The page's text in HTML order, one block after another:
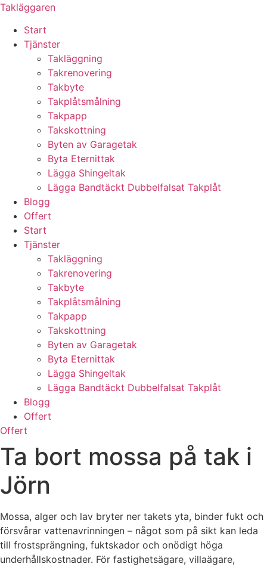
Skip
content
Takläggaren
Start
Tjänster
Takläggning
Takrenovering
Takbyte
Takplåtsmålning
Takpapp
Takskottning
Byten av Garagetak
Byta Eternittak
Lägga Shingeltak
Lägga Bandtäckt Dubbelfalsat Takplåt
Blogg
Offert
Start
Tjänster
Takläggning
Takrenovering
Takbyte
Takplåtsmålning
Takpapp
Takskottning
Byten av Garagetak
Byta Eternittak
Lägga Shingeltak
Lägga Bandtäckt Dubbelfalsat Takplåt
Blogg
Offert
Offert
Ta bort mossa på tak i
Jörn
Mossa, alger och lav bryter ner takets yta, binder fukt och
försvårar vattenavrinningen – något som på sikt kan leda
till frostsprängning, fuktskador och onödigt höga
underhållskostnader. För fastighetsägare, villaägare,